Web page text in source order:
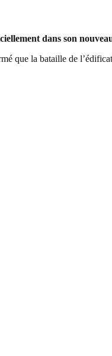
dans son
que la bataille de